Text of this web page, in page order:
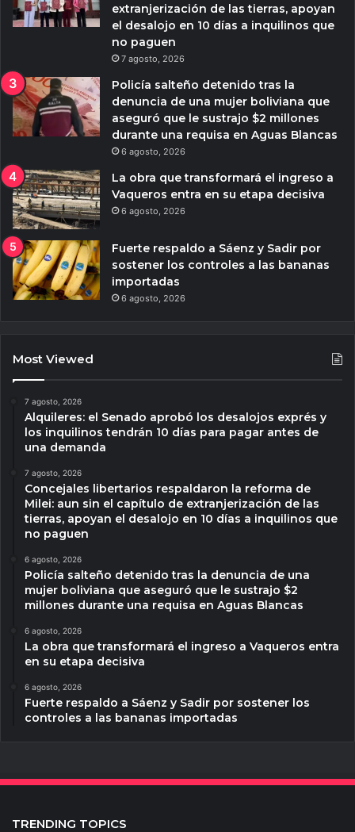
extranjerización de las tierras, apoyan
el desalojo en 10 días a inquilinos que
no paguen
7 agosto, 2026
Policía salteño detenido tras la
denuncia de una mujer boliviana que
aseguró que le sustrajo $2 millones
durante una requisa en Aguas Blancas
6 agosto, 2026
La obra que transformará el ingreso a
Vaqueros entra en su etapa decisiva
6 agosto, 2026
Fuerte respaldo a Sáenz y Sadir por
sostener los controles a las bananas
importadas
6 agosto, 2026
Most Viewed
7 agosto, 2026
Alquileres: el Senado aprobó los desalojos exprés y
los inquilinos tendrán 10 días para pagar antes de
una demanda
7 agosto, 2026
Concejales libertarios respaldaron la reforma de
Milei: aun sin el capítulo de extranjerización de las
tierras, apoyan el desalojo en 10 días a inquilinos que
no paguen
6 agosto, 2026
Policía salteño detenido tras la denuncia de una
mujer boliviana que aseguró que le sustrajo $2
millones durante una requisa en Aguas Blancas
6 agosto, 2026
La obra que transformará el ingreso a Vaqueros entra
en su etapa decisiva
6 agosto, 2026
Fuerte respaldo a Sáenz y Sadir por sostener los
controles a las bananas importadas
TRENDING TOPICS